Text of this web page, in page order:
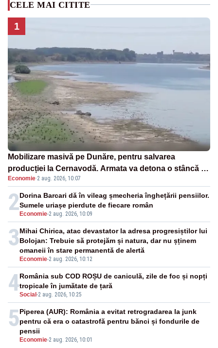
CELE MAI CITITE
1
Mobilizare masivă pe Dunăre, pentru salvarea
producției la Cernavodă. Armata va detona o stâncă și
va devia apa fluviului - IMAGINI AERIENE
Economie·2 aug. 2026, 10:07
2 Economie-2 aug. 2026, 10:09
Dorina Barcari dă în vileag șmecheria înghețării pensiilor.
Sumele uriașe pierdute de fiecare român
3
Economie-2 aug. 2026, 10:12
Mihai Chirica, atac devastator la adresa progresiștilor lui
Bolojan: Trebuie să protejăm și natura, dar nu șținem
omaneii în stare permanentă de alertă
4Social -2 aug. 2026, 10:25
România sub COD ROȘU de caniculă, zile de foc și nopți
tropicale în jumătate de țară
5
Economie-2 aug. 2026, 10:01
Piperea (AUR): România a evitat retrogradarea la junk
pentru că era o catastrofă pentru bănci și fondurile de
pensii